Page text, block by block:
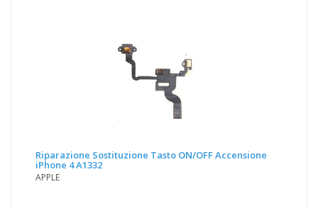
Riparazione Sostituzione Tasto ON/OFF Accensione
iPhone 4 A1332
APPLE